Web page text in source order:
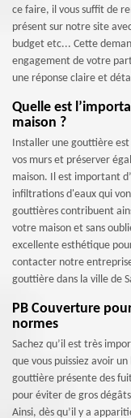
ce faire, il vous suffit de
présent sur notre site
budget etc... Cette
engagement de votre
une réponse claire et
Quelle est
maison ?
Installer une gouttière
vos murs et préserver
maison. Il est important
infiltrations d'eaux qui
gouttières contribuent
votre maison et sans
excellente esthétique
contacter notre
gouttière dans la ville de
PB Couverture
normes
Sachez qu’il est très
que vous puissiez avoir
gouttière présente des
pour éviter de gros
Ainsi, dès qu’il y a